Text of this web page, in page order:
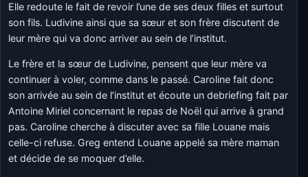
Elle redoute le fait de revoir l’une de ses deux filles et surtout
son fils. Ludivine ainsi que sa sœur et son frère discutent de
leur mère qui va donc arriver au sein de l’institut.
Le frère et la sœur de Ludivine, pensent que leur mère va
continuer à voler, comme dans le passé. Caroline fait donc
son arrivée au sein de l’institut et écoute un debriefing fait par
Antoine Miriel concernant le repas de Noël qui arrive à grand
pas. Caroline cherche à discuter avec sa fille Louane mais
celle-ci refuse. Greg entend Louane appelé sa mère maman
et décide de se moquer d’elle.